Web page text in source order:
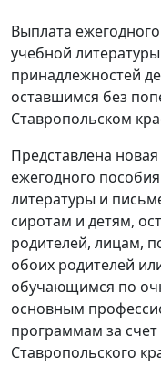
Выплата
учебной
принадлежностей
оставшимся без
Ставропольском
Представлена
ежегодного
литературы и
сиротам и детям,
родителей, лицам,
обоих родителей
обучающимся по
основным
программам за
Ставропольского